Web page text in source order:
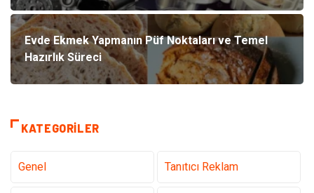
Evde Ekmek Yapmanın Püf Noktaları ve Temel
Hazırlık Süreci
KATEGORILER
Genel Tanıtıcı Reklam